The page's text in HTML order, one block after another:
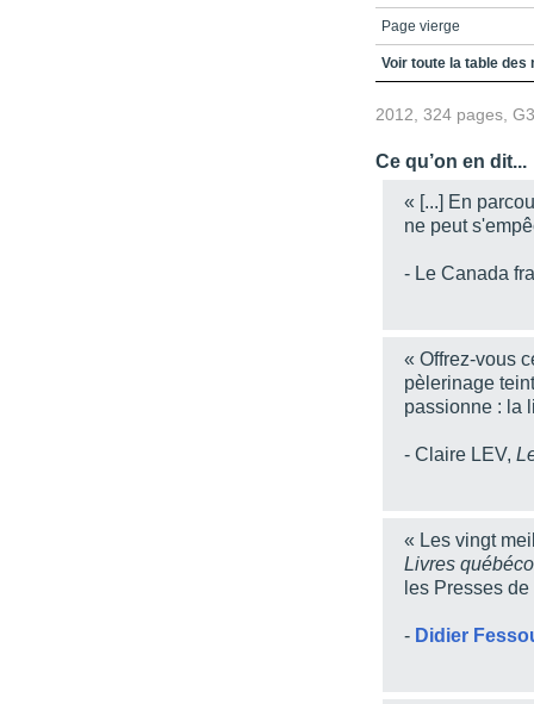
Page vierge
Page vierge
Voir toute la table des
2012, 324 pages,
Ce qu’on en dit...
« [...] En
ne peut
- Le Canada
« Offrez-vous
pèlerinage
passionne : la
- Claire LEV,
« Les vingt
Livres
les Presses
- Didier